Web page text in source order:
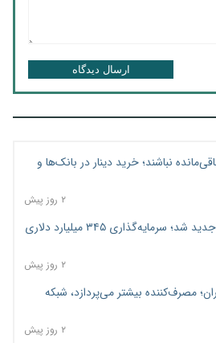
ارسال دیدگاه
نباشند؛ خرید دینار در بانک‌ها و
۲ روز پیش
جنگ کریدورها وارد فاز جدید شد؛ سرمایه‌گذاری ۳۴۵ میلیارد دلاری
۲ روز پیش
مصرف‌کننده بیشتر می‌پردازد، شبکه
۲ روز پیش